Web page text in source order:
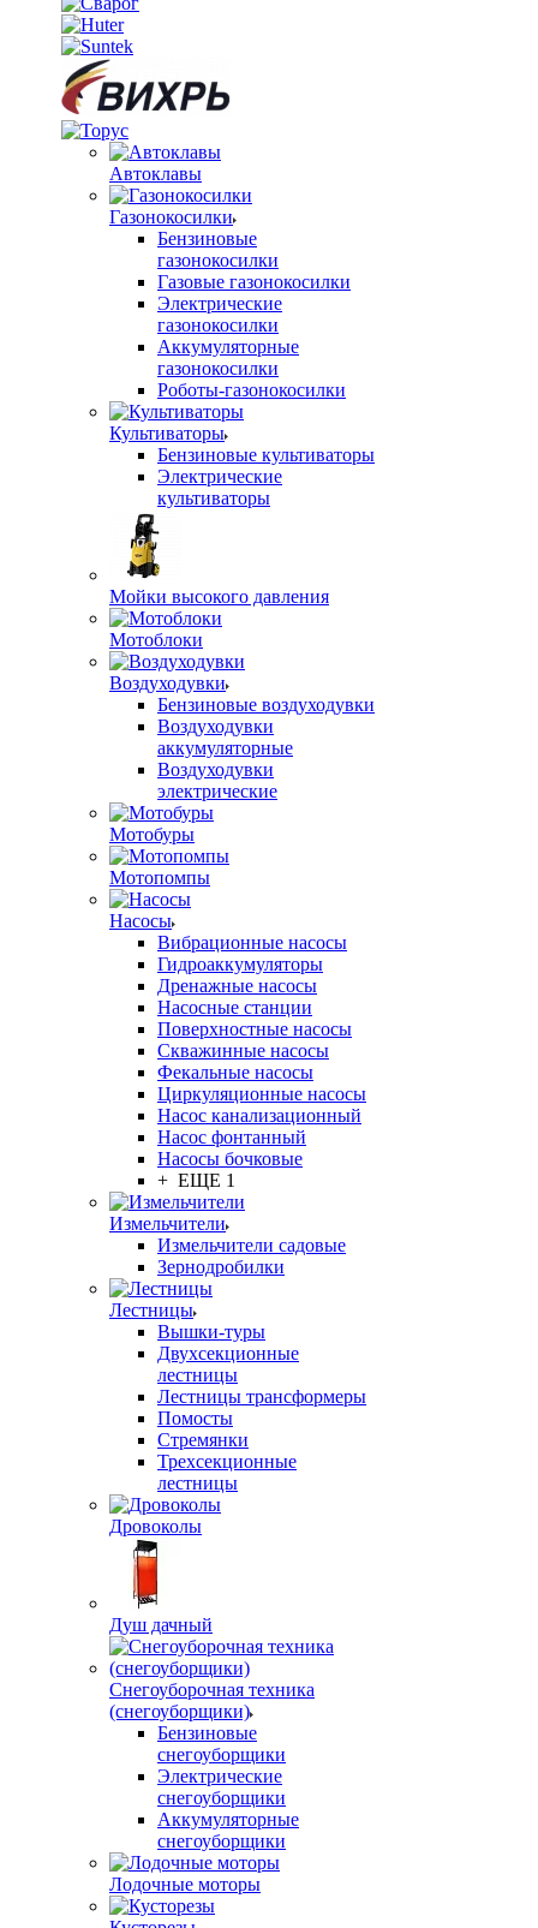
Автоклавы
Газонокосилки
Бензиновые
газонокосилки
Газовые газонокосилки
Электрические
газонокосилки
Аккумуляторные
газонокосилки
Роботы-газонокосилки
Культиваторы
Бензиновые культиваторы
Электрические
культиваторы
Мойки высокого давления
Мотоблоки
Воздуходувки
Бензиновые воздуходувки
Воздуходувки
аккумуляторные
Воздуходувки
электрические
Мотобуры
Мотопомпы
Насосы
Вибрационные насосы
Гидроаккумуляторы
Дренажные насосы
Насосные станции
Поверхностные насосы
Скважинные насосы
Фекальные насосы
Циркуляционные насосы
Насос канализационный
Насос фонтанный
Насосы бочковые
+ ЕЩЕ 1
Измельчители
Измельчители садовые
Зернодробилки
Лестницы
Вышки-туры
Двухсекционные
лестницы
Лестницы трансформеры
Помосты
Стремянки
Трехсекционные
лестницы
Дровоколы
Душ дачный
Снегоуборочная техника
(снегоуборщики)
Бензиновые
снегоуборщики
Электрические
снегоуборщики
Аккумуляторные
снегоуборщики
Лодочные моторы